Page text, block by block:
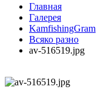
Главная
Галерея
KamfishingGram
Всяко разно
av-516519.jpg